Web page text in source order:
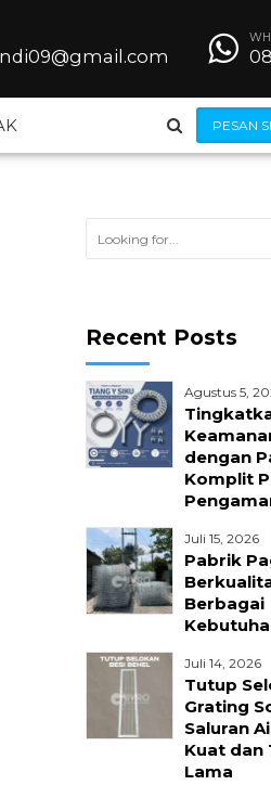
PESAN
Steel Grating
Wiremesh
Jilumesh
Kerangkeng AC
Recent Posts
Agustus 5,
dengan
Komplit
Juli 15, 2026
Pabrik
Berbagai
Juli 14, 2026
Tutup
Grating
Saluran
Kuat dan
Lama